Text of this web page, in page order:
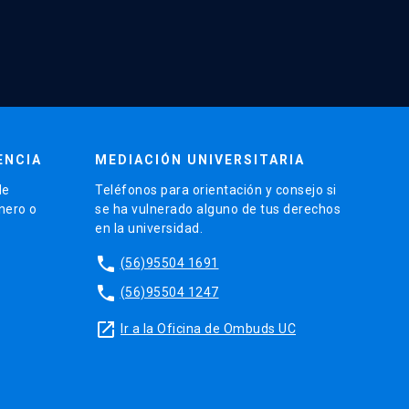
o
MEDIACIÓN UNIVERSITARIA
Teléfonos para orientación y consejo si
se ha vulnerado alguno de tus derechos
en la universidad.
phone (56)95504 1691
phone (56)95504 1247
launch Ir a la Oficina de Ombuds UC